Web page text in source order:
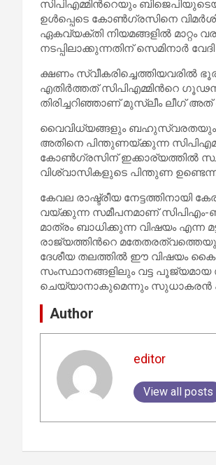
സിപിഎമ്മിന്‍റെയും
ഉള്‍പ്പെടെ കോണ്‍ഗ്രസിനെ
ഏകവ്യക്തി നിയമങ്ങളിൽ
നടപ്പിലാക്കുന്നതിന് സെമിനാര്‍
ക്ഷണം സ്വീകരിച്ചെത്തിയവരില്‍
എതിര്‍ത്തത് സിപിഎമ്മിന്‍റെ
തിരിച്ചറിഞ്ഞാണ് മുസ്ലീം ലീഗ്
വൈവിധ്യങ്ങളും ബഹുസ്വരതയും
അതിനെ പിന്തുണയ്ക്കുന്ന
കോൺഗ്രസിന് ഇക്കാര്യത്തിൽ
വിശ്വാസികളുടെ പിന്തുണ
കേവല രാഷ്ട്രീയ നേട്ടത്തിനായി
വയ്ക്കുന്ന സമീപനമാണ്
മാത്രം ബാധിക്കുന്ന വിഷയം എന്ന
രാജ്യത്തിന്‍റെ
ദേശീയ തലത്തിൽ ഈ വിഷയം
സംസ്ഥാനങ്ങളിലും വട്ട
ചെയ്യാനാകുമെന്നും സുധാകരന്‍
Author
editor
View all posts